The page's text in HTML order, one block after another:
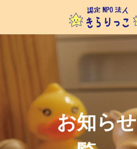
お知らせ